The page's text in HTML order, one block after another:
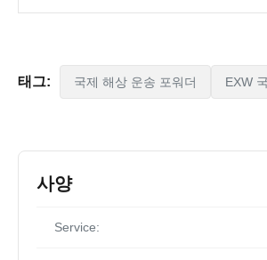
태그: 국제 해상 운송 포워더 EXW
사양
Service: